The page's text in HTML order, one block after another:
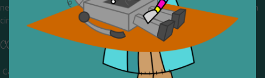
nel frattempo ricevono in dono giocattoli, li riparano e li reimmettono in
circolazione. Operiamo per un'economia civile, circolare e sostenibile.
CONTATTI
Campobasso - via Garibaldi 51